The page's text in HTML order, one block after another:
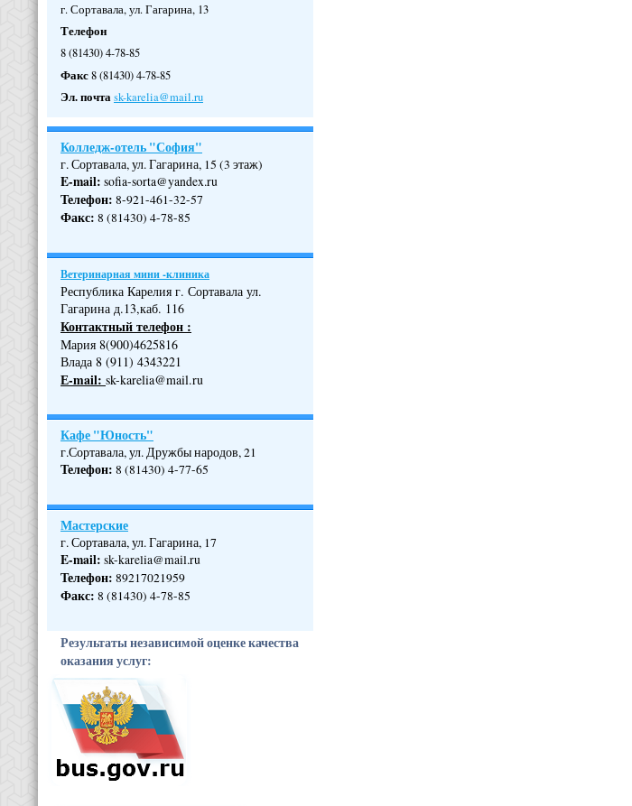
г. Сортавала, ул. Гагарина, 13
Телефон
8 (81430) 4-78-85
Факс8 (81430) 4-78-85
Эл. почтаsk-karelia@mail.ru
Колледж-отель "София"
г. Сортавала, ул. Гагарина, 15 (3 этаж)
E-mail: sofia-sorta@yandex.ru
Телефон: 8-921-461-32-57
Факс: 8 (81430) 4-78-85
Ветеринарная мини -клиника
Республика Карелия г. Сортавала ул.
Гагарина д.13,каб. 116
Контактный телефон :
Мария 8(900)4625816
Влада 8 (911) 4343221
Е-mail: sk-karelia@mail.ru
Кафе "Юность"
г.Сортавала, ул. Дружбы народов, 21
Телефон: 8 (81430) 4-77-65
Мастерские
г. Сортавала, ул. Гагарина, 17
E-mail: sk-karelia@mail.ru
Телефон: 89217021959
Факс: 8 (81430) 4-78-85
Результаты независимой оценке качества
оказания услуг: